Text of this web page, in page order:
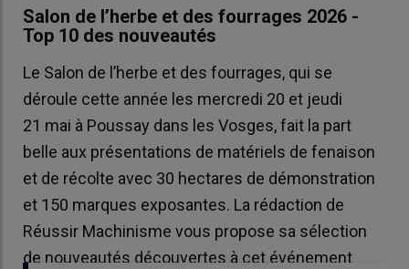
Salon de l’herbe et des fourrages 2026 -
Top 10 des nouveautés
Le Salon de l’herbe et des fourrages, qui se
déroule cette année les mercredi 20 et jeudi
21 mai à Poussay dans les Vosges, fait la part
belle aux présentations de matériels de fenaison
et de récolte avec 30 hectares de démonstration
et 150 marques exposantes. La rédaction de
Réussir Machinisme vous propose sa sélection
de nouveautés découvertes à cet événement